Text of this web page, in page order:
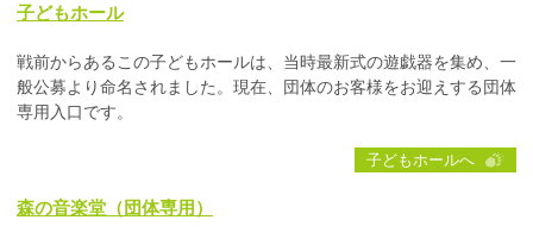
子どもホール
戦前からあるこの子どもホールは、当時最新式の遊戯器を集め、一
般公募より命名されました。現在、団体のお客様をお迎えする団体
専用入口です。
子どもホールへ
森の音楽堂（団体専用）